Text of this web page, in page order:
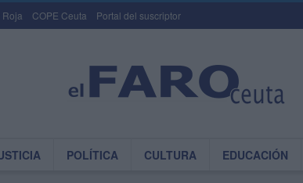
Roja COPE Ceuta Portal del suscriptor
POLÍTICA CULTURA EDUCACIÓN